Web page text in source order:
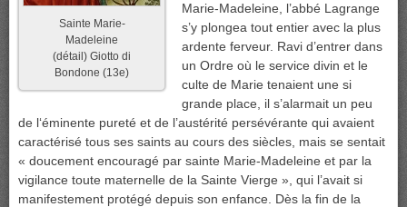
Sainte Marie-
Madeleine
(détail) Giotto di
Bondone (13e)
Marie-Madeleine, l’abbé Lagrange
s’y plongea tout entier avec la plus
ardente ferveur. Ravi d’entrer dans
un Ordre où le service divin et le
culte de Marie tenaient une si
grande place, il s’alarmait un peu
de l‘éminente pureté et de l’austérité persévérante qui avaient
caractérisé tous ses saints au cours des siècles, mais se sentait
« doucement encouragé par sainte Marie-Madeleine et par la
vigilance toute maternelle de la Sainte Vierge », qui l’avait si
manifestement protégé depuis son enfance. Dès la fin de la